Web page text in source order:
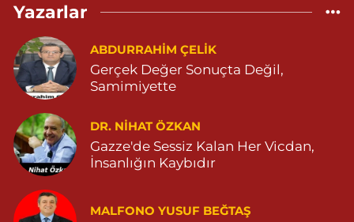
YENİ MAHALLE 514 SOKAK NO:36 ÇEÇEN MEZARLIĞININ 300
0 (482) 313 07 47 Yol Tarifi Al
Sarohan Eczanesi
ZEYTNPINAR MAHALLESİ ROJ CADDESİ NO:30 A derik devlet
hastanesi karşısı 05425113484
0 (542) 511 34 84 Yol Tarifi Al
Eymen Eczanesi
POYRAZ MAHALLE MEVLANA SOKAK NO:5A 05343032144
Yazarlar
ABDURRAHIM ÇELİK
Gerçek Değer Sonuçta Değil,
Samimiyette
DR. NIHAT ÖZKAN
Gazze'de Sessiz Kalan Her Vicdan,
İnsanlığın Kaybıdır
MALFONO YUSUF BEĞTAŞ